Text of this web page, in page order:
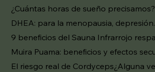
¿Cuántas horas de sueño precisamos?
DHEA: para la menopausia, depresión.